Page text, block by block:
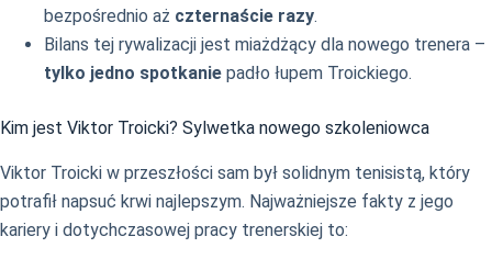
bezpośrednio aż czternaście razy.
Bilans tej rywalizacji jest miażdżący dla nowego trenera –
tylko jedno spotkanie padło łupem Troickiego.
Kim jest Viktor Troicki? Sylwetka nowego szkoleniowca
Viktor Troicki w przeszłości sam był solidnym tenisistą, który
potrafił napsuć krwi najlepszym. Najważniejsze fakty z jego
kariery i dotychczasowej pracy trenerskiej to: